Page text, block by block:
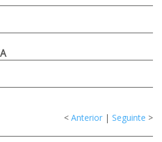
< Anterior | Seguinte >